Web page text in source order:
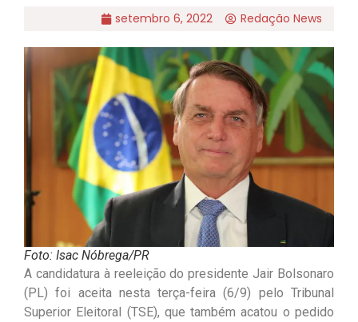
setembro 6, 2022 Redação News
Foto: Isac Nóbrega/PR
A candidatura à reeleição do presidente Jair Bolsonaro
(PL) foi aceita nesta terça-feira (6/9) pelo Tribunal
Superior Eleitoral (TSE), que também acatou o pedido